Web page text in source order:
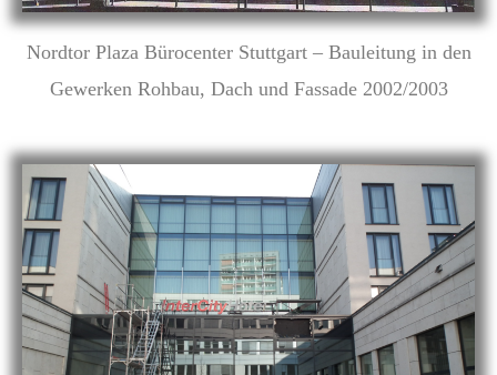
Nordtor Plaza Bürocenter Stuttgart – Bauleitung in den
Gewerken Rohbau, Dach und Fassade 2002/2003